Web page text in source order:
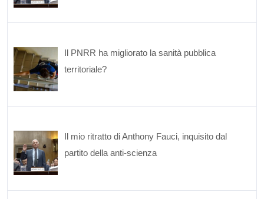
Il PNRR ha migliorato la sanità pubblica
territoriale?
Il mio ritratto di Anthony Fauci, inquisito dal
partito della anti-scienza